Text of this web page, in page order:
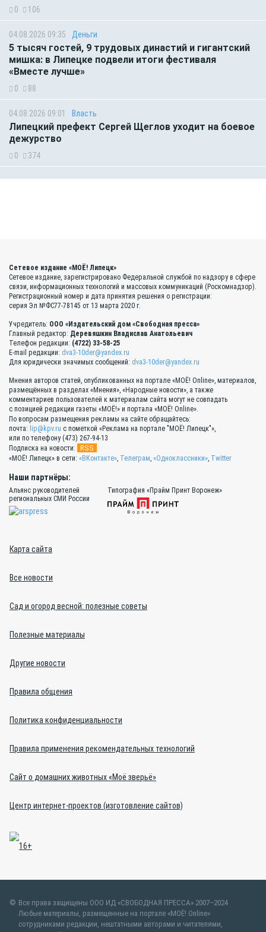
0 106
04.08.2026 09:35 Деньги
5 тысяч гостей, 9 трудовых династий и гигантский
мишка: в Липецке подвели итоги фестиваля
«Вместе лучше»
0 88
04.08.2026 09:01 Власть
Липецкий префект Сергей Щеглов уходит на боевое
дежурство
0 374
Сетевое издание «МОЁ! Липецк»
Сетевое издание, зарегистрировано Федеральной службой по надзору в сфере
связи, информационных технологий и массовых коммуникаций (Роскомнадзор).
Регистрационный номер и дата принятия решения о регистрации:
серия Эл №ФС77-78145 от 13 марта 2020 г.
Учредитель: ООО «Издательский дом «Свободная пресса»
Главный редактор: Деревяшкин Владислав Анатольевич
Телефон редакции: (4722) 33-58-25
E-mail редакции: dva3-10der@yandex.ru
Для юридически значимых сообщений: dva3-10der@yandex.ru
Мнения авторов статей, опубликованных на портале «МОЁ! Online», материалов,
размещённых в разделах «Мнения», «Народные новости», а также
комментариев пользователей к материалам сайта могут не совпадать
с позицией редакции газеты «МОЁ!» и портала «МОЁ! Online».
По вопросам размещения рекламы на сайте обращайтесь:
почта: lip@kpv.ru с пометкой «Реклама на портале "МОЁ! Липецк"»,
или по телефону (473) 267-94-13
Подписка на новости:
RSS
«МОЁ! Липецк» в сети: «ВКонтакте» Телеграм «Одноклассники» Twitter
Наши партнёры:
Альянс руководителей
региональных СМИ России
Типография «Прайм Принт Воронеж»
Карта сайта
Все новости
Сад и огород весной: полезные советы
Полезные материалы
Другие новости
Правила общения
Политика конфиденциальности
Правила применения рекомендательных технологий
Сайт о домашних животных «Моё зверьё»
Центр интернет-проектов (изготовление сайтов)
Все права защищены ООО ИД «СВОБОДНАЯ ПРЕССА» 2007–2024
Любые материалы, размещенные на портале «МОЁ! Online»
сотрудниками редакции, нештатными авторами и читателями,